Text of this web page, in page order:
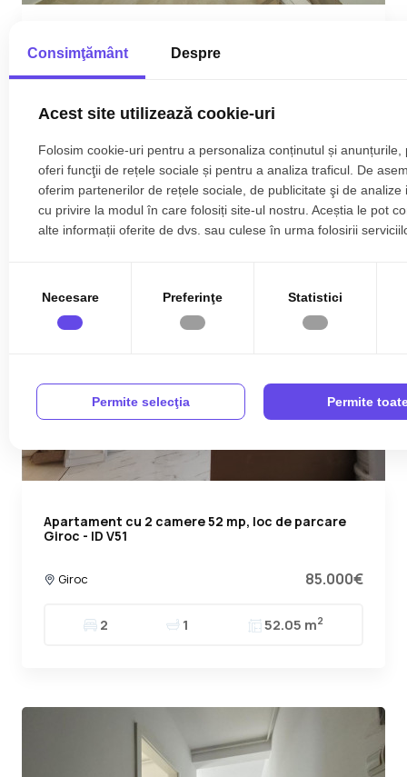
Comision 0% Apartament 2 camere, loc de
parcare inclus in GIROC - ID V52
3 1 57.63 m 2
Apartament cu 2 camere 52 mp, loc de parcare
Giroc - ID V51
Giroc 85.000€
2 1 52.05 m2
Consimţământ Despre
Acest site utilizează cookie-uri
Folosim cookie-uri pentru a personaliza conținutul și anunțurile,
oferi funcţii de rețele sociale și pentru a analiza traficul. De
oferim partenerilor de rețele sociale, de publicitate şi de analize
cu privire la modul în care folosiți site-ul nostru. Aceștia le pot
alte informații oferite de dvs. sau culese în urma folosirii
Necesare Preferinţe Statistici
Permite selecţia Permite